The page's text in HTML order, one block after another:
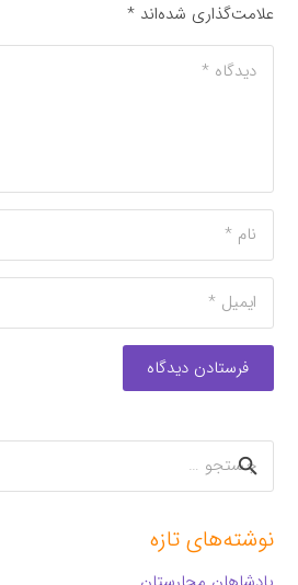
علامت‌گذاری شده‌اند*
فرستادن دیدگاه
جستجو
برای:
نوشته‌های تازه